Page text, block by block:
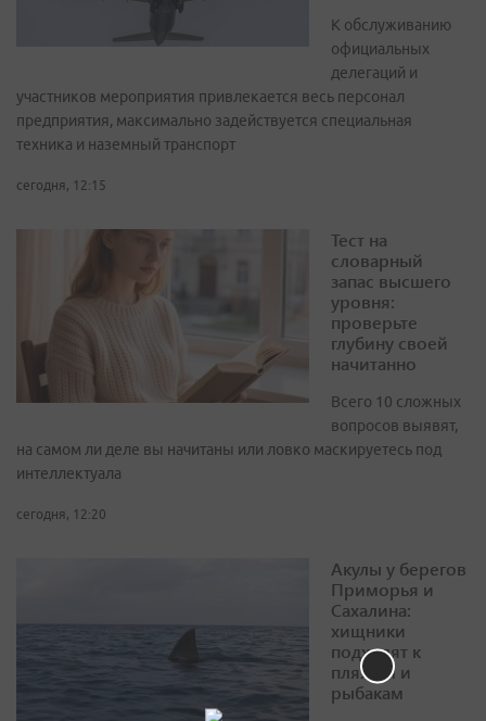
К обслуживанию
официальных
делегаций и
участников мероприятия привлекается весь персонал
предприятия, максимально задействуется специальная
техника и наземный транспорт
сегодня, 12:15
Тест на
словарный
запас высшего
уровня:
проверьте
глубину своей
начитанно
Всего 10 сложных
вопросов выявят,
на самом ли деле вы начитаны или ловко маскируетесь под
интеллектуала
сегодня, 12:20
Акулы у берегов
Приморья и
Сахалина:
хищники
подходят к
пляжам и
рыбакам